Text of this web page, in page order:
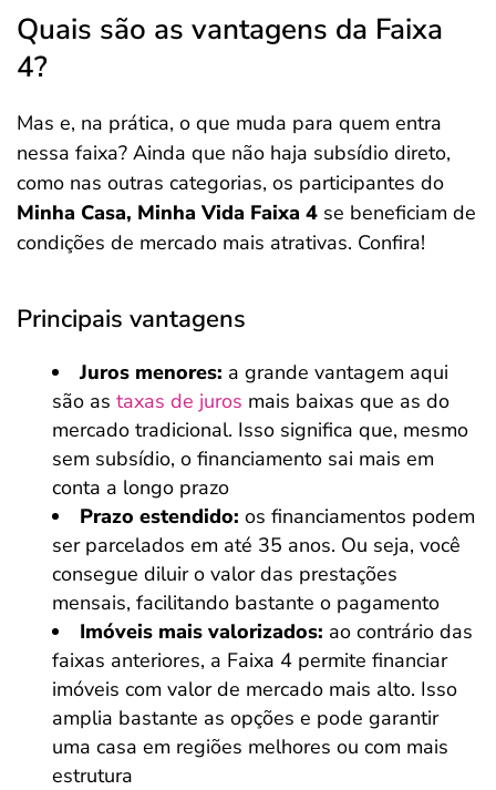
Quais são as vantagens da Faixa
4?
Mas e, na prática, o que muda para quem entra
nessa faixa? Ainda que não haja subsídio direto,
como nas outras categorias, os participantes do
Minha Casa, Minha Vida Faixa 4 se beneficiam de
condições de mercado mais atrativas. Confira!
Principais vantagens
Juros menores: a grande vantagem aqui
são as taxas de juros mais baixas que as do
mercado tradicional. Isso significa que, mesmo
sem subsídio, o financiamento sai mais em
conta a longo prazo
Prazo estendido: os financiamentos podem
ser parcelados em até 35 anos. Ou seja, você
consegue diluir o valor das prestações
mensais, facilitando bastante o pagamento
Imóveis mais valorizados: ao contrário das
faixas anteriores, a Faixa 4 permite financiar
imóveis com valor de mercado mais alto. Isso
amplia bastante as opções e pode garantir
uma casa em regiões melhores ou com mais
estrutura